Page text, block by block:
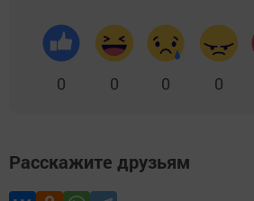
0 0 0 0
Расскажите друзьям